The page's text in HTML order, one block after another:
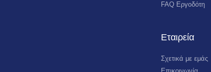
FAQ Εργοδότη
Εταιρεία
Σχετικά με εμάς